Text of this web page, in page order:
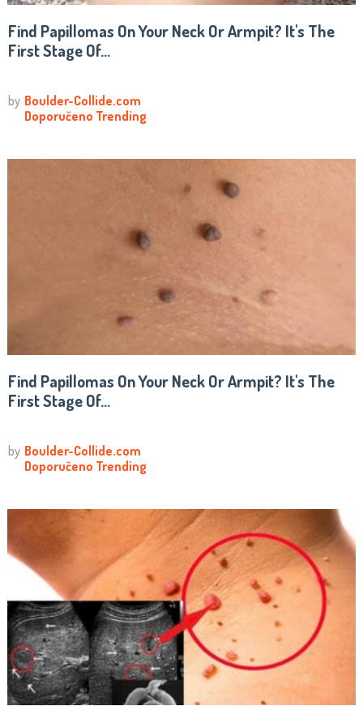
Find Papillomas On Your Neck Or Armpit? It's The
First Stage Of...
Find Papillomas On Your Neck Or Armpit? It's The
First Stage Of...